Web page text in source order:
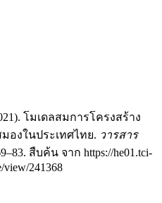
โมเดลสมการโครงสร้าง
องในประเทศไทย. วารสาร
สืบค้น จาก https://he01.tci-
view/241368